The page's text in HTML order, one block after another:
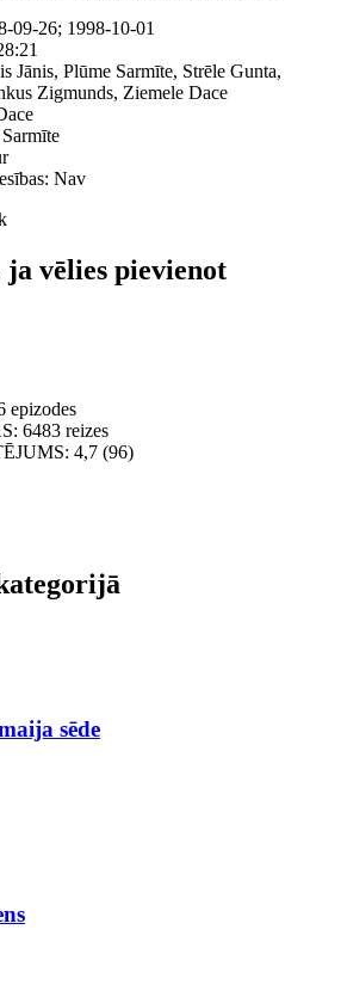
09-26; 1998-10-01
Jānis, Plūme Sarmīte, Strēle Gunta,
Zigmunds, Ziemele Dace
Nav
vēlies pievienot
epizodes
: 6483 reizes
: 4,7 (96)
sēde